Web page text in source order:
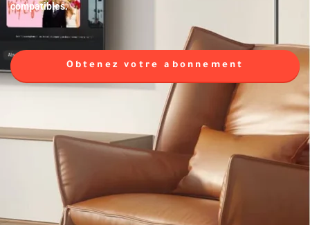
compatibles.
Obtenez votre abonnement